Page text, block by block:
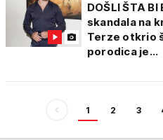
DOŠLI ŠTA
skandala na
Terze otkrio
porodica je...
1 2 3